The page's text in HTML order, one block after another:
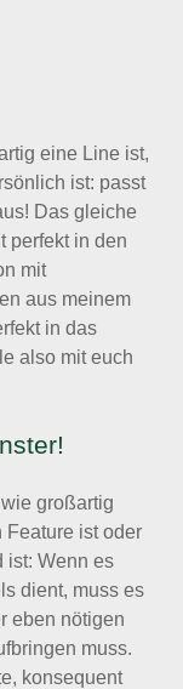
eine Line ist,
ist: passt
Das gleiche
perfekt in den
mit
aus meinem
in das
also mit euch
großartig
Feature ist oder
ist: Wenn es
dient, muss es
eben nötigen
muss.
konsequent